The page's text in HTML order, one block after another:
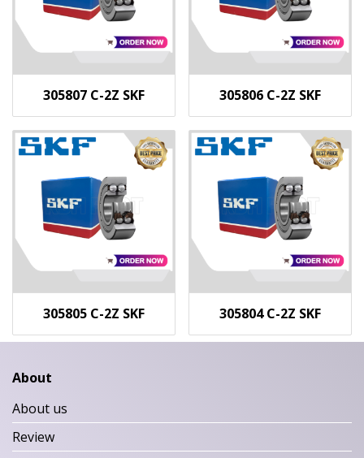
305807 C-2Z SKF 305806 C-2Z SKF
305805 C-2Z SKF 305804 C-2Z SKF
About
About us
Review